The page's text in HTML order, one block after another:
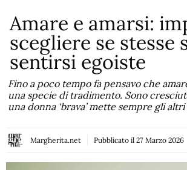
Amare e amarsi:
scegliere se stesse
sentirsi egoiste
Fino a poco tempo fa pensavo che
una specie di tradimento. Sono
una donna ‘brava’ mette sempre gli
Margherita.net Pubblicato il 27 Marzo 2026